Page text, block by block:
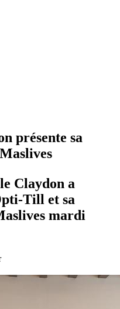
présente sa
Claydon a
Till et sa
mardi